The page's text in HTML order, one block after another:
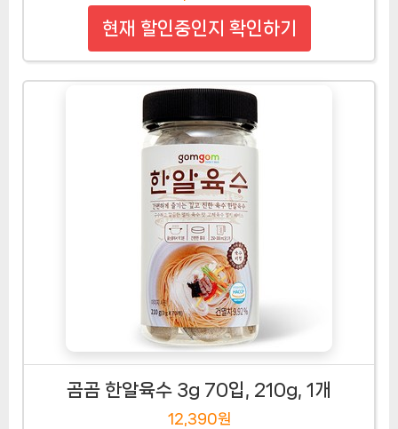
현재 할인중인지 확인하기
곰곰 한알육수 3g 70입, 210g, 1개
12,390원